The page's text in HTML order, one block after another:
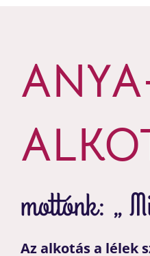
mottónk: „
Az alkotás a lélek